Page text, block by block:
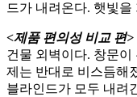
드가 내려온다. 햇빛을
<제품 편의성 비교 편>
건물 외벽이다. 창문
제는 반대로 비스듬해
블라인드가 모두 내려